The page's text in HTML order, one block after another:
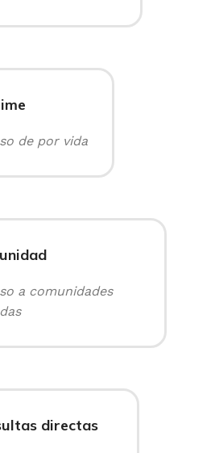
de por vida
a comunidades
directas